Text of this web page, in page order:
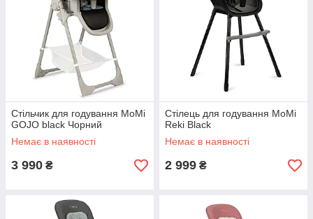
Стільчик для годування MoMi
GOJO black Чорний
Немає в наявності
3 990 ₴
Стілець для годування MoMi
Reki Black
Немає в наявності
2 999 ₴